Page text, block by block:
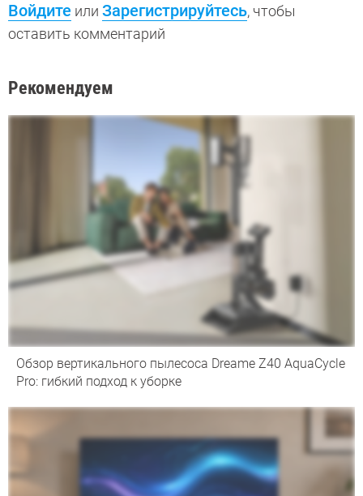
Войдите или Зарегистрируйтесь, чтобы
оставить комментарий
Рекомендуем
Обзор вертикального пылесоса Dreame Z40 AquaCycle
Pro: гибкий подход к уборке